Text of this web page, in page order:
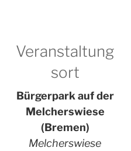
Veranstaltung
sort
Bürgerpark auf der
Melcherswiese
(Bremen)
Melcherswiese